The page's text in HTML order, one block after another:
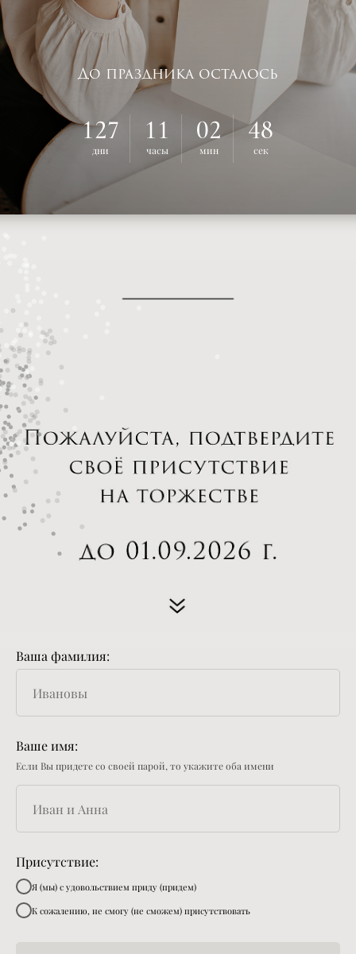
До праздника осталось
127
дни
11
часы
02
мин
47
сек
Ваша фамилия:
Ваше имя:
Если Вы придете со своей парой, то укажите оба имени
Присутствие:
Я (мы) с удовольствием приду (придем)
К сожалению, не смогу (не сможем) присутствовать